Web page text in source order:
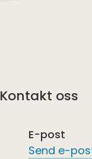
Kontakt oss
E-post
Send e-